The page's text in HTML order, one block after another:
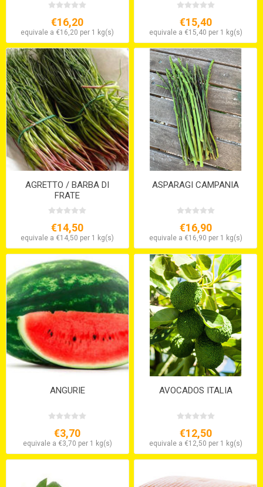
€16,20
equivale a €16,20 per 1 kg(s)
€15,40
equivale a €15,40 per 1 kg(s)
AGRETTO / BARBA DI
FRATE
€14,50
equivale a €14,50 per 1 kg(s)
ASPARAGI CAMPANIA
€16,90
equivale a €16,90 per 1 kg(s)
ANGURIE
€3,70
equivale a €3,70 per 1 kg(s)
AVOCADOS ITALIA
€12,50
equivale a €12,50 per 1 kg(s)